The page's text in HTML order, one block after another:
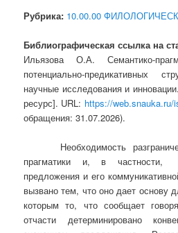
Рубрика: 10.00.00
Библиографическая ссылка на
Ильязова О.А. Семантико-
потенциально-предикативных
научные исследования и
ресурс]. URL: https://web.snauka.ru/
обращения: 31.07.2026).
Необходимость
прагматики и, в частности,
предложения и его
вызвано тем, что оно дает основу
которым то, что сообщает
отчасти детерминировано